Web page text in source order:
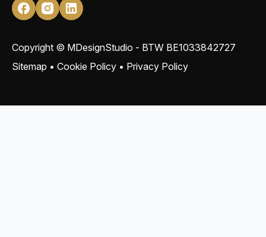
Copyright © MDesignStudio - BTW BE1033842727
Sitemap • Cookie Policy • Privacy Policy